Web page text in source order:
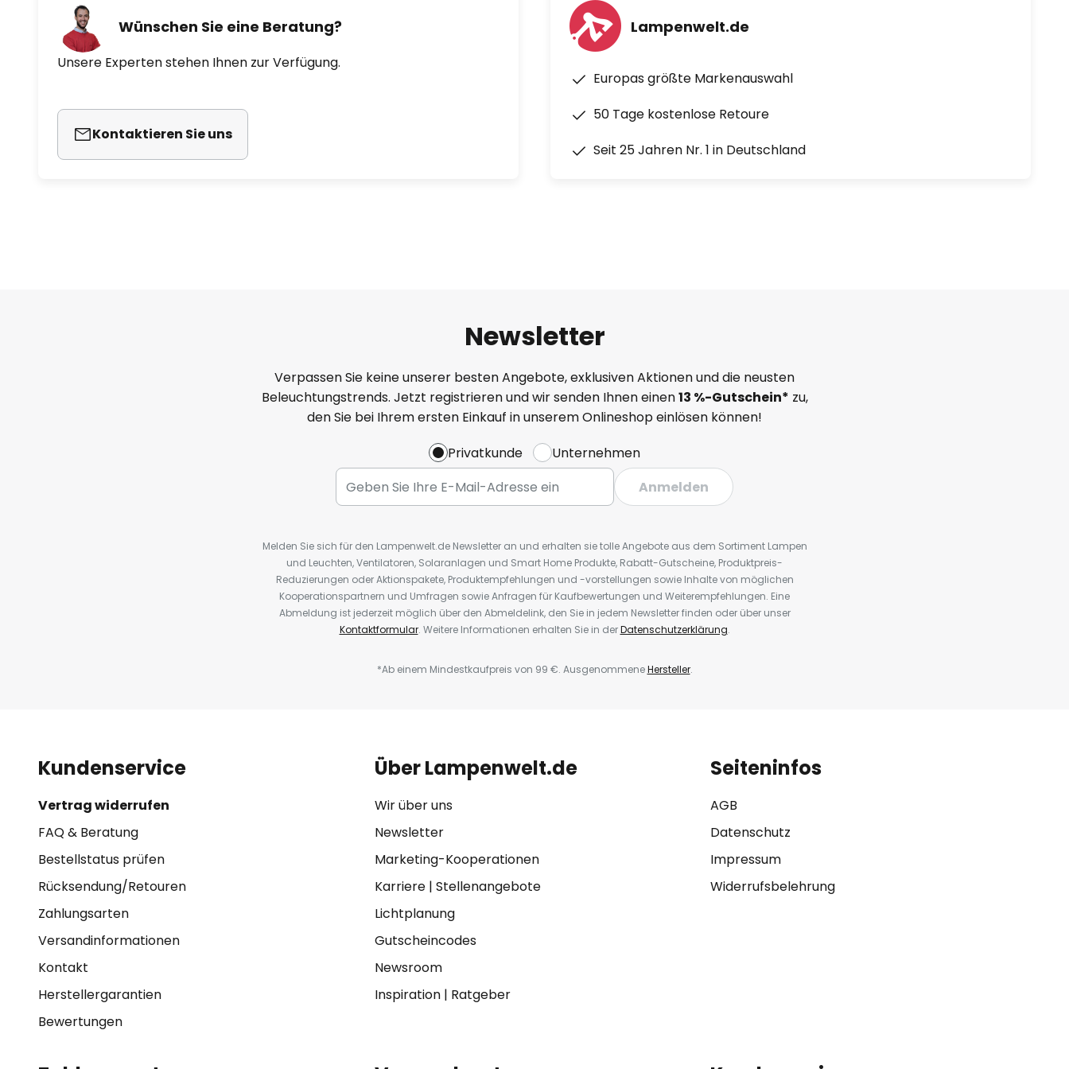
Wünschen Sie eine Beratung?
Unsere Experten stehen Ihnen zur Verfügung.
Kontaktieren Sie uns
Lampenwelt.de
Europas größte Markenauswahl
50 Tage kostenlose Retoure
Seit 25 Jahren Nr. 1 in Deutschland
Newsletter
Verpassen Sie keine unserer besten Angebote, exklusiven Aktionen und die neusten
Beleuchtungstrends. Jetzt registrieren und wir senden Ihnen einen13 %-Gutschein* zu,
den Sie bei Ihrem ersten Einkauf in unserem Onlineshop einlösen können!
Privatkunde
Unternehmen
Anmelden
Melden Sie sich für den Lampenwelt.de Newsletter an und erhalten sie tolle Angebote aus dem Sortiment Lampen
und Leuchten, Ventilatoren, Solaranlagen und Smart Home Produkte, Rabatt-Gutscheine, Produktpreis-
Reduzierungen oder Aktionspakete, Produktempfehlungen und -vorstellungen sowie Inhalte von möglichen
Kooperationspartnern und Umfragen sowie Anfragen für Kaufbewertungen und Weiterempfehlungen. Eine
Abmeldung ist jederzeit möglich über den Abmeldelink, den Sie in jedem Newsletter finden oder über unser
Kontaktformular. Weitere Informationen erhalten Sie in derDatenschutzerklärung.
*Ab einem Mindestkaufpreis von 99 €. AusgenommeneHersteller.
Kundenservice
Vertrag widerrufen
FAQ & Beratung
Bestellstatus prüfen
Rücksendung/Retouren
Zahlungsarten
Versandinformationen
Kontakt
Herstellergarantien
Bewertungen
Über Lampenwelt.de
Wir über uns
Newsletter
Marketing-Kooperationen
Karriere| Stellenangebote
Lichtplanung
Gutscheincodes
Newsroom
Inspiration| Ratgeber
Seiteninfos
AGB
Datenschutz
Impressum
Widerrufsbelehrung